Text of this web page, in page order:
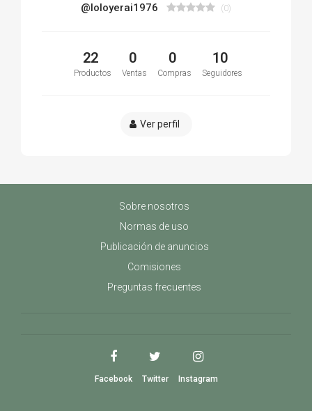
@loloyerai1976 (0)
22
Productos
0
Ventas
0
Compras
10
Seguidores
Ver perfil
Sobre nosotros
Normas de uso
Publicación de anuncios
Comisiones
Preguntas frecuentes
Facebook Twitter Instagram